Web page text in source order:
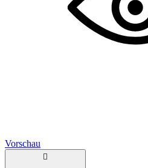
Vorschau
